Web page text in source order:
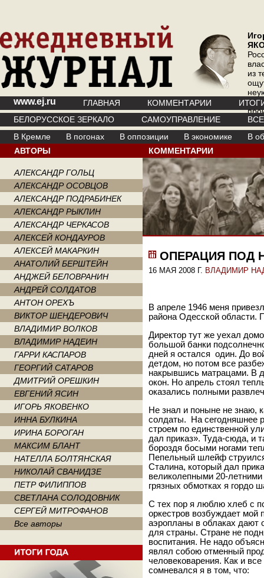
из
где
www.ej.ru ГЛАВНАЯ КОММЕНТАРИИ
БЕЛОРУССКОЕ ЗЕРКАЛО
САМОУПРАВЛЕНИЕ
В Кремле
В погонах В оппозиции В экономике
В
АВТОРЫ
АЛЕКСАНДР ГОЛЬЦ
АЛЕКСАНДР ОСОВЦОВ
АЛЕКСАНДР ПОДРАБИНЕК
АЛЕКСАНДР РЫКЛИН
АЛЕКСАНДР ЧЕРКАСОВ
АЛЕКСЕЙ КОНДАУРОВ
АЛЕКСЕЙ МАКАРКИН
АНАТОЛИЙ БЕРШТЕЙН
АНДЖЕЙ БЕЛОВРАНИН
АНДРЕЙ СОЛДАТОВ
АНТОН ОРЕХЪ
ВИКТОР ШЕНДЕРОВИЧ
ВЛАДИМИР ВОЛКОВ
ВЛАДИМИР НАДЕИН
ГАРРИ КАСПАРОВ
ГЕОРГИЙ САТАРОВ
ДМИТРИЙ ОРЕШКИН
ЕВГЕНИЙ ЯСИН
ИГОРЬ ЯКОВЕНКО
ИННА БУЛКИНА
ИРИНА БОРОГАН
МАКСИМ БЛАНТ
НАТЕЛЛА БОЛТЯНСКАЯ
НИКОЛАЙ СВАНИДЗЕ
ПЕТР ФИЛИППОВ
СВЕТЛАНА СОЛОДОВНИК
СЕРГЕЙ МИТРОФАНОВ
Все авторы
КОММЕНТАРИИ
ОПЕРАЦИЯ ПОД
16 МАЯ 2008 Г. ВЛАДИМИР
В апреле 1946 меня
района Одесской области.
Директор тут же уехал
большой банки
дней я остался один. До
детдом, но потом все
накрывшись матрацами. В
окон. Но апрель стоял
оказались полными
Не знал и поныне не знаю,
солдаты. На сегодняшнее
строем по единственной
дал приказ». Туда-сюда, и
бороздя босыми ногами
Пепельный шлейф
Сталина, который дал
великолепными 20-
грязных обмотках я гордо
С тех пор я люблю хлеб с
оркестров возбуждает мой
аэропланы в облаках дают
для страны. Стране не
воспитания. Не надо
являл собою отменный
человековарения. Как и
сомневался я в том, что: